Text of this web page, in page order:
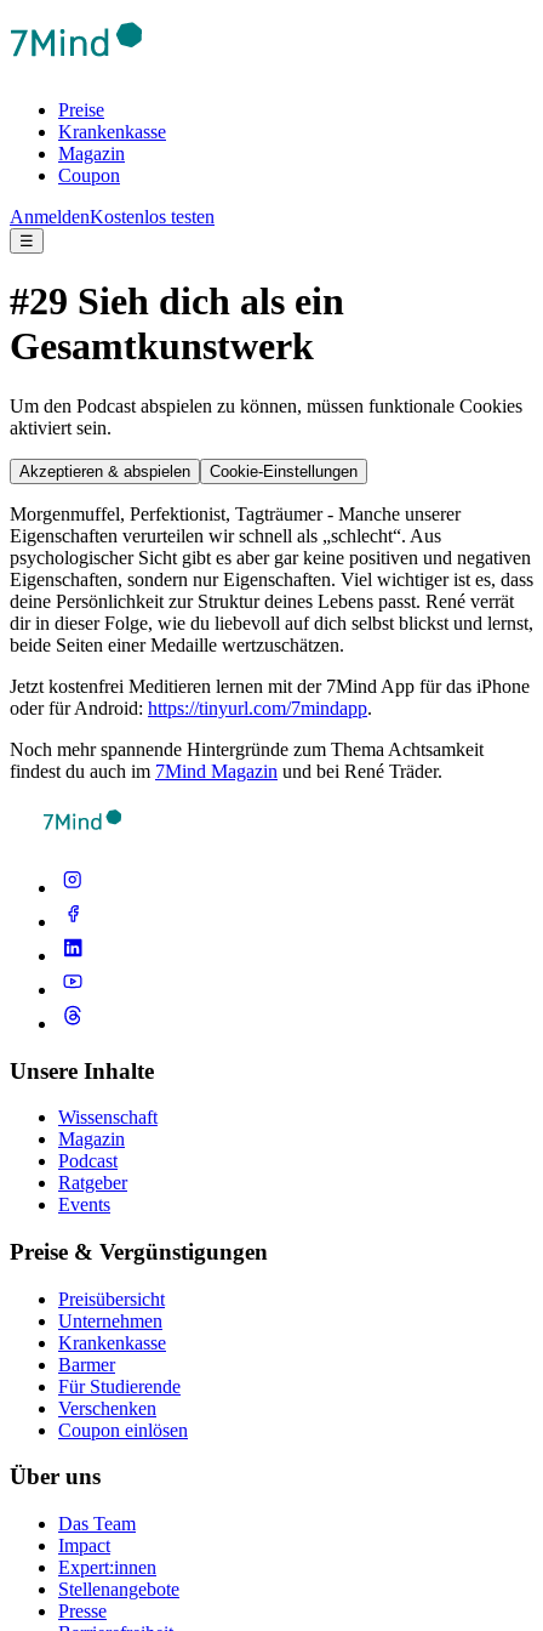
Preise
Krankenkasse
Magazin
Coupon
AnmeldenKostenlos testen
☰
#29 Sieh dich als ein
Gesamtkunstwerk
Um den Podcast abspielen zu können, müssen funktionale Cookies
aktiviert sein.
Akzeptieren & abspielen Cookie-Einstellungen
Morgenmuffel, Perfektionist, Tagträumer - Manche unserer
Eigenschaften verurteilen wir schnell als „schlecht“. Aus
psychologischer Sicht gibt es aber gar keine positiven und negativen
Eigenschaften, sondern nur Eigenschaften. Viel wichtiger ist es, dass
deine Persönlichkeit zur Struktur deines Lebens passt. René verrät
dir in dieser Folge, wie du liebevoll auf dich selbst blickst und lernst,
beide Seiten einer Medaille wertzuschätzen.
Jetzt kostenfrei Meditieren lernen mit der 7Mind App für das iPhone
oder für Android: https://tinyurl.com/7mindapp.
Noch mehr spannende Hintergründe zum Thema Achtsamkeit
findest du auch im 7Mind Magazin und bei René Träder.
Unsere Inhalte
Wissenschaft
Magazin
Podcast
Ratgeber
Events
Preise & Vergünstigungen
Preisübersicht
Unternehmen
Krankenkasse
Barmer
Für Studierende
Ver­schen­ken
Coupon einlösen
Über uns
Das Team
Impact
Expert:innen
Stellenangebote
Presse